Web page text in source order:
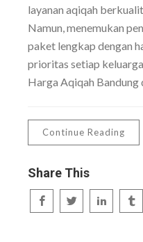
layanan aqiqah
Namun, menemukan
paket lengkap dengan
prioritas setiap
Harga Aqiqah
Continue Reading
Share This